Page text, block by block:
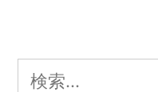
ゲ
検